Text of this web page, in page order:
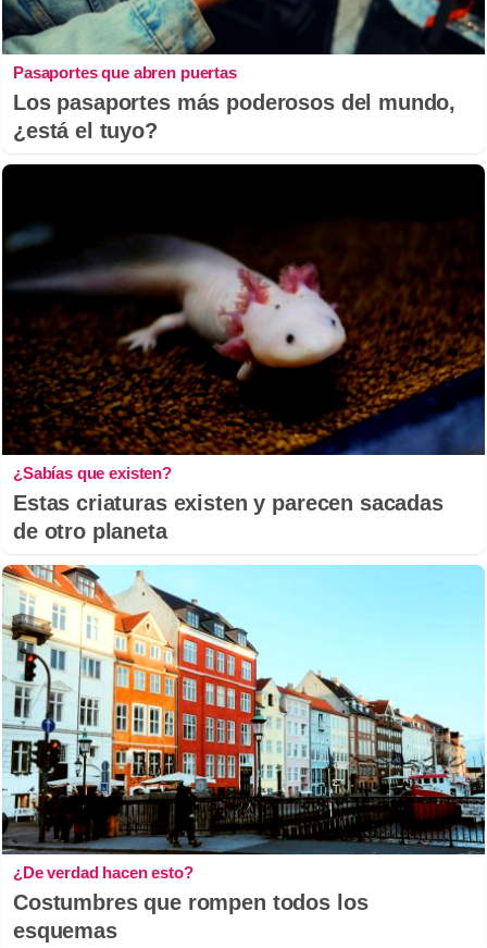
Pasaportes que abren puertas
Los pasaportes más poderosos del mundo,
¿está el tuyo?
¿Sabías que existen?
Estas criaturas existen y parecen sacadas
de otro planeta
¿De verdad hacen esto?
Costumbres que rompen todos los
esquemas